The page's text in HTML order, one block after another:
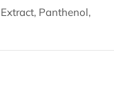
Panthenol,